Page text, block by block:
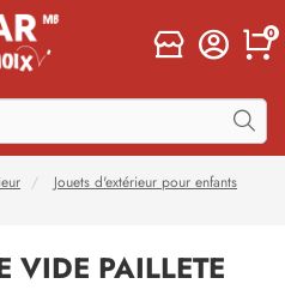
0
Jouets d'extérieur pour enfants
VIDE PAILLETE